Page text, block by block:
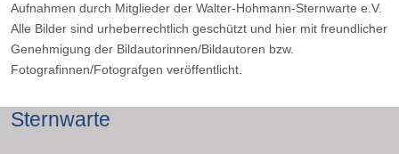
Aufnahmen durch Mitglieder der Walter-Hohmann-Sternwarte e.V.
Alle Bilder sind urheberrechtlich geschützt und hier mit freundlicher
Genehmigung der Bildautorinnen/Bildautoren bzw.
Fotografinnen/Fotografgen veröffentlicht.
Sternwarte